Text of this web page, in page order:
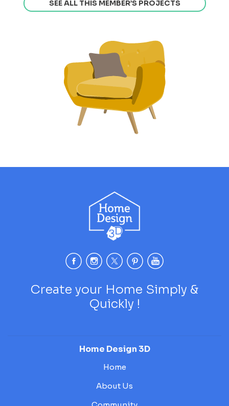
SEE ALL THIS MEMBER’S PROJECTS
Create your Home Simply &
Quickly !
Home Design 3D
Home
About Us